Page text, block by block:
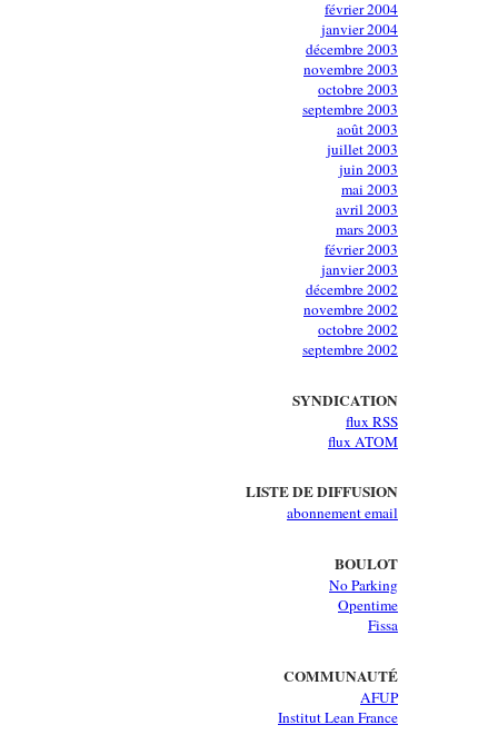
février 2004
janvier 2004
décembre 2003
novembre 2003
octobre 2003
septembre 2003
août 2003
juillet 2003
juin 2003
mai 2003
avril 2003
mars 2003
février 2003
janvier 2003
décembre 2002
novembre 2002
octobre 2002
septembre 2002
SYNDICATION
flux RSS
flux ATOM
LISTE DE DIFFUSION
abonnement email
BOULOT
No Parking
Opentime
Fissa
COMMUNAUTÉ
AFUP
Institut Lean France